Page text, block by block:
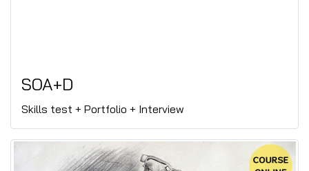
SOA+D
Skills test + Portfolio + Interview